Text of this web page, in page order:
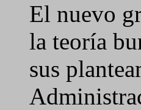
El nuevo
la teoría
sus